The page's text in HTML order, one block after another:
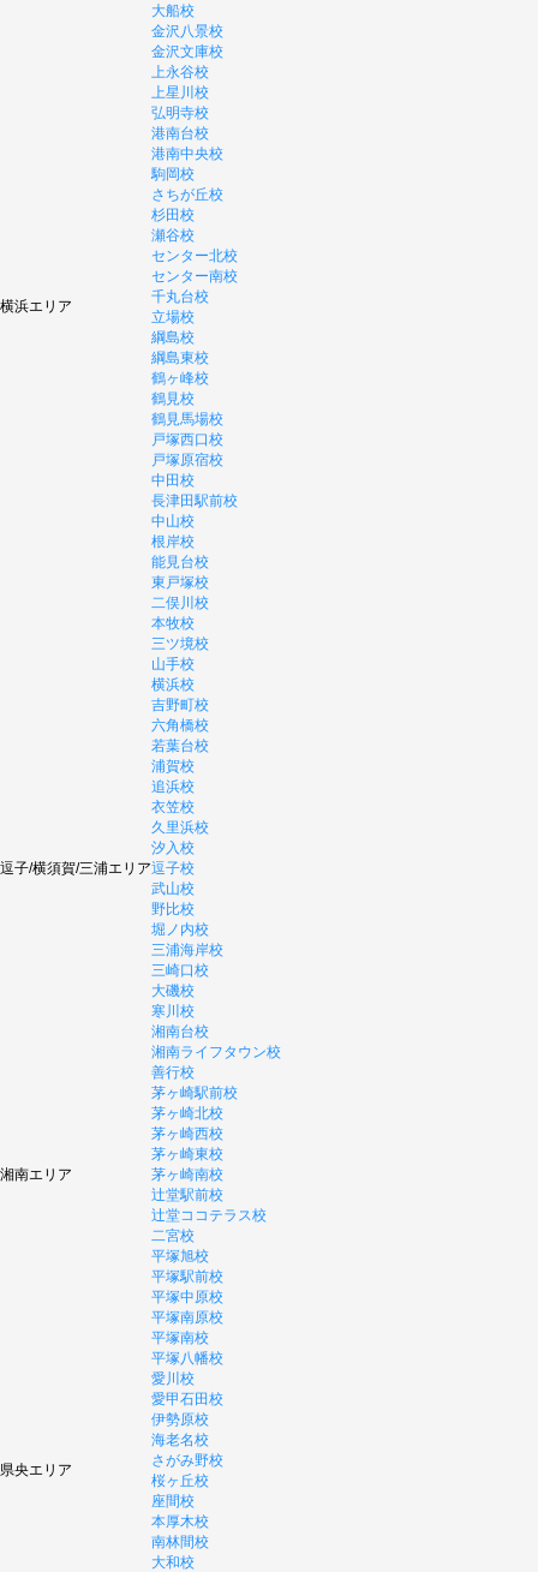
横浜エリア
大船校
金沢八景校
金沢文庫校
上永谷校
上星川校
弘明寺校
港南台校
港南中央校
駒岡校
さちが丘校
杉田校
瀬谷校
センター北校
センター南校
千丸台校
立場校
綱島校
綱島東校
鶴ヶ峰校
鶴見校
鶴見馬場校
戸塚西口校
戸塚原宿校
中田校
長津田駅前校
中山校
根岸校
能見台校
東戸塚校
二俣川校
本牧校
三ツ境校
山手校
横浜校
吉野町校
六角橋校
若葉台校
逗子/横須賀/三浦エリア
浦賀校
追浜校
衣笠校
久里浜校
汐入校
逗子校
武山校
野比校
堀ノ内校
三浦海岸校
三崎口校
湘南エリア
大磯校
寒川校
湘南台校
湘南ライフタウン校
善行校
茅ヶ崎駅前校
茅ヶ崎北校
茅ヶ崎西校
茅ヶ崎東校
茅ヶ崎南校
辻堂駅前校
辻堂ココテラス校
二宮校
平塚旭校
平塚駅前校
平塚中原校
平塚南原校
平塚南校
平塚八幡校
県央エリア
愛川校
愛甲石田校
伊勢原校
海老名校
さがみ野校
桜ヶ丘校
座間校
本厚木校
南林間校
大和校